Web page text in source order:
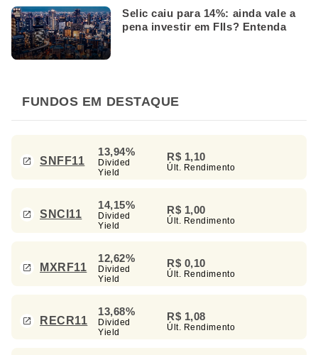
Selic caiu para 14%: ainda vale a
pena investir em FIIs? Entenda
FUNDOS EM DESTAQUE
SNFF11
13,94%
Divided
Yield
R$ 1,10
Últ. Rendimento
SNCI11
14,15%
Divided
Yield
R$ 1,00
Últ. Rendimento
MXRF11
12,62%
Divided
Yield
R$ 0,10
Últ. Rendimento
RECR11
13,68%
Divided
Yield
R$ 1,08
Últ. Rendimento